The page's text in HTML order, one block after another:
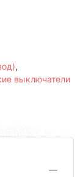
,
выключатели